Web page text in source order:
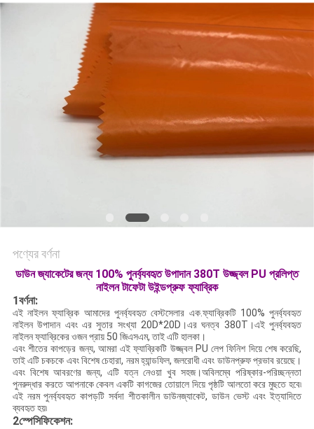
PRIVACY
POLICY
পণ্যের বর্ণনা
ডাউন জ্যাকেটের জন্য 100% পুনর্ব্যবহৃত উপাদান 380T উজ্জ্বল PU প্রলিপ্ত
নাইলন টাফেটা উইন্ডপ্রুফ ফ্যাব্রিক
1বর্ণনা:
এই নাইলন ফ্যাব্রিক আমাদের পুনর্ব্যবহৃত বেস্টসেলার এক.ফ্যাব্রিকটি 100% পুনর্ব্যবহৃত
নাইলন উপাদান এবং এর সুতার সংখ্যা 20D*20D।এর ঘনত্ব 380T।এই পুনর্ব্যবহৃত
নাইলন ফ্যাব্রিকের ওজন প্রায় 50 জিএসএম, তাই এটি হালকা।
এবং শীতের কাপড়ের জন্য, আমরা এই ফ্যাব্রিকটি উজ্জ্বল PU লেপ ফিনিশ দিয়ে শেষ করেছি,
তাই এটি চকচকে এবং বিশেষ চেহারা, নরম হ্যান্ডফিল, জলরোধী এবং ডাউনপ্রুফ প্রভাব রয়েছে।
এবং বিশেষ আবরণের জন্য, এটি যত্ন নেওয়া খুব সহজ।অবিলম্বে পরিষ্কার-পরিচ্ছন্নতা
পুনরুদ্ধার করতে আপনাকে কেবল একটি কাগজের তোয়ালে দিয়ে পৃষ্ঠটি আলতো করে মুছতে হবে৷
এই নরম পুনর্ব্যবহৃত কাপড়টি সর্বদা শীতকালীন ডাউনজ্যাকেট, ডাউন ভেস্ট এবং ইত্যাদিতে
ব্যবহৃত হয়৷
2স্পেসিফিকেশন: